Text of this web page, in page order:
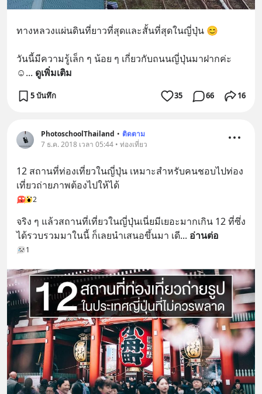
ทางหลวงแผ่นดินที่ยาวที่สุดและสั้นที่สุดในญี่ปุ่น 😊
วันนี้มีความรู้เล็ก ๆ น้อย ๆ เกี่ยวกับถนนญี่ปุ่นมาฝากค่ะ
☺️... ดูเพิ่มเติม
5 บันทึก 35 66 16
PhotoschoolThailand • ติดตาม
7 ธ.ค. 2018 เวลา 05:44 • ท่องเที่ยว
12 สถานที่ท่องเที่ยวในญี่ปุ่น เหมาะสำหรับคนชอบไปท่อง
เที่ยวถ่ายภาพต้องไปให้ได้
2
จริง ๆ แล้วสถานที่เที่ยวในญี่ปุ่นเนี่ยมีเยอะมากเกิน 12 ที่ซึ่ง
ได้รวบรวมมาในนี้ ก็เลยนำเสนอขึ้นมา เดี... อ่านต่อ
1